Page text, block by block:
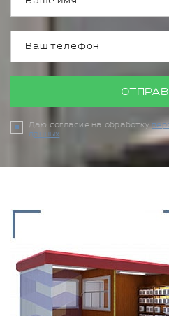
Даю согласие на обработку
данных